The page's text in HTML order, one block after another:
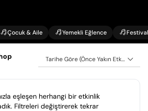
Çocuk & Aile Yemekli Eğlence Festival
Tarihe Göre (Önce Yakın Etkinlikler)
eşleşen herhangi bir etkinlik
Filtreleri değiştirerek tekrar